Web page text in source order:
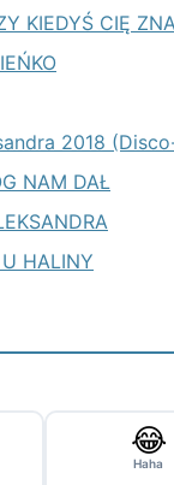
KIEDYŚ CIĘ
2018
NAM DAŁ
HALINY
😂
Haha